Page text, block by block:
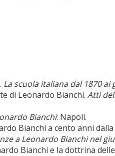
La scuola italiana dal 1870
di Leonardo Bianchi. Atti
Bianchi: Napoli.
Bianchi a cento anni
a Leonardo Bianchi nel
Bianchi e la dottrina